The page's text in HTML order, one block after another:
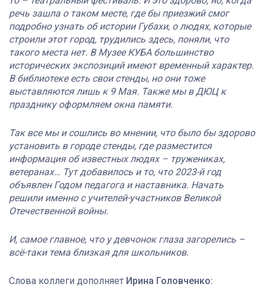
речь зашла о таком месте, где бы приезжий смог
подробно узнать об истории Губахи, о людях, которые
строили этот город, трудились здесь, поняли, что
такого места нет. В Музее КУБА большинство
исторических экспозиций имеют временный характер.
В библиотеке есть свои стенды, но они тоже
выставляются лишь к 9 Мая. Также мы в ДЮЦ к
празднику оформляем окна памяти.
Так все мы и сошлись во мнении, что было бы здорово
установить в городе стенды, где разместится
информация об известных людях – тружениках,
ветеранах… Тут добавилось и то, что 2023-й год
объявлен Годом педагога и наставника. Начать
решили именно с учителей-участников Великой
Отечественной войны.
И, самое главное, что у девчонок глаза загорелись –
всё-таки тема близкая для школьников.
Слова коллеги дополняет Ирина Головченко: